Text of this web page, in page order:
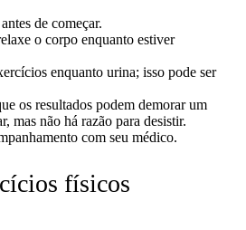
de começar.
o corpo enquanto estiver
enquanto urina; isso pode ser
os resultados podem demorar um
mas não há razão para desistir.
com seu médico.
físicos